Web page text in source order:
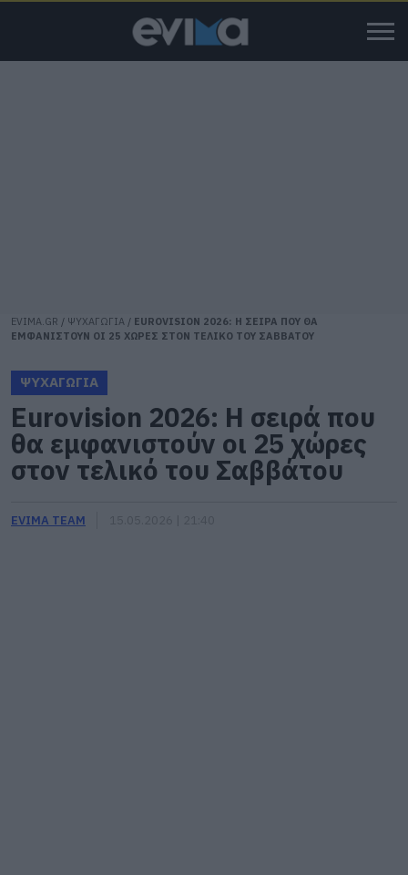
EVIMA.GR / ΨΥΧΑΓΩΓΙΑ / EUROVISION 2026: Η ΣΕΙΡΑ ΠΟΥ ΘΑ
ΕΜΦΑΝΙΣΤΟΥΝ ΟΙ 25 ΧΩΡΕΣ ΣΤΟΝ ΤΕΛΙΚΟ ΤΟΥ ΣΑΒΒΑΤΟΥ
ΨΥΧΑΓΩΓΙΑ
Eurovision 2026: Η σειρά που
θα εμφανιστούν οι 25 χώρες
στον τελικό του Σαββάτου
EVIMA TEAM